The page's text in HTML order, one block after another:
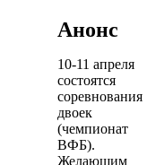
Анонс
10-11 апреля
состоятся
соревнования
двоек
(чемпионат
ВФБ).
Желающим